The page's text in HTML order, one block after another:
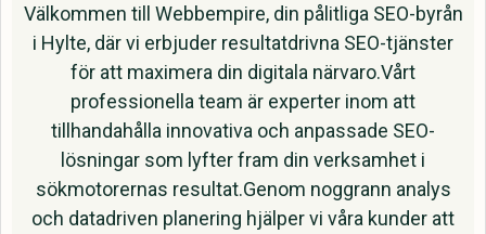
Välkommen till Webbempire, din pålitliga SEO-byrån
i Hylte, där vi erbjuder resultatdrivna SEO-tjänster
för att maximera din digitala närvaro.Vårt
professionella team är experter inom att
tillhandahålla innovativa och anpassade SEO-
lösningar som lyfter fram din verksamhet i
sökmotorernas resultat.Genom noggrann analys
och datadriven planering hjälper vi våra kunder att